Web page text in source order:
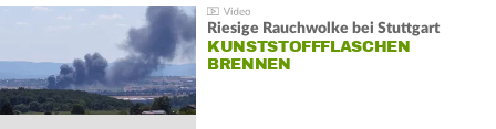
Riesige Rauchwolke bei Stuttgart
KUNSTSTOFFFLASCHEN
BRENNEN